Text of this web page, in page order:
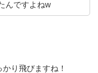
んですよねw
り飛びますね！